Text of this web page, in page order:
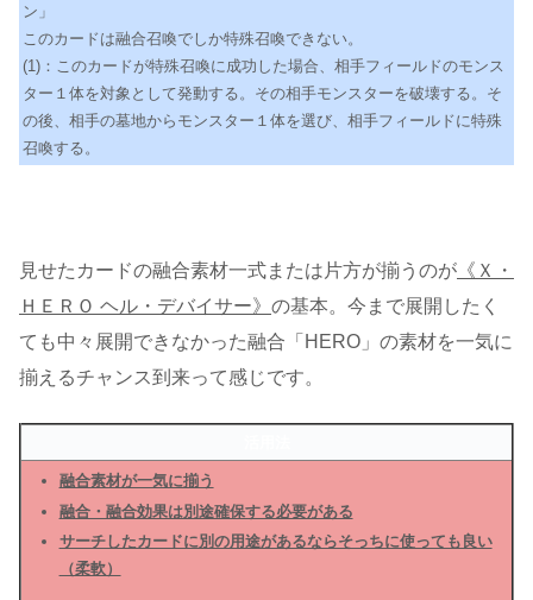
ン」
このカードは融合召喚でしか特殊召喚できない。
(1)：このカードが特殊召喚に成功した場合、相手フィールドのモンス
ター１体を対象として発動する。その相手モンスターを破壊する。そ
の後、相手の墓地からモンスター１体を選び、相手フィールドに特殊
召喚する。
見せたカードの融合素材一式または片方が揃うのが 《Ｘ・
ＨＥＲＯ ヘル・デバイサー》 の基本。今まで展開したく
ても中々展開できなかった融合「HERO」の素材を一気に
揃えるチャンス到来って感じです。
融合素材が一気に揃う
融合・融合効果は別途確保する必要がある
サーチしたカードに別の用途があるならそっちに使っても良い
（柔軟）